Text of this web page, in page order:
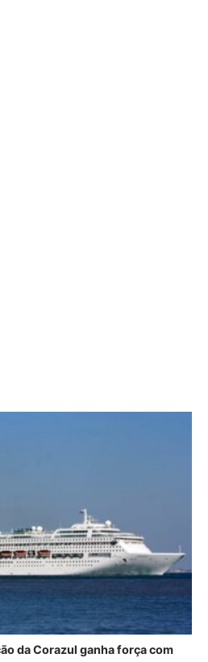
da Corazul ganha força com